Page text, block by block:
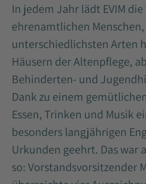
In jedem Jahr lädt EVIM
ehrenamtlichen
unterschiedlichsten Arten
Häusern der Altenpflege,
Behinderten- und
Dank zu einem
Essen, Trinken und Musik
besonders langjährigen
Urkunden geehrt. Das war
so: Vorstandsvorsitzender